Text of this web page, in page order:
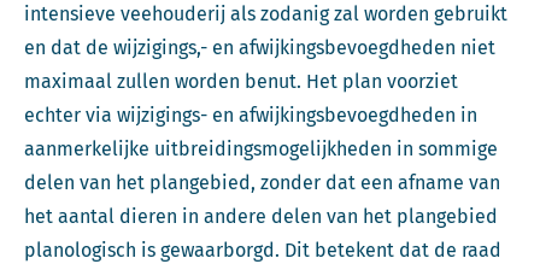
intensieve veehouderij als zodanig zal worden gebruikt
en dat de wijzigings,- en afwijkingsbevoegdheden niet
maximaal zullen worden benut. Het plan voorziet
echter via wijzigings- en afwijkingsbevoegdheden in
aanmerkelijke uitbreidingsmogelijkheden in sommige
delen van het plangebied, zonder dat een afname van
het aantal dieren in andere delen van het plangebied
planologisch is gewaarborgd. Dit betekent dat de raad